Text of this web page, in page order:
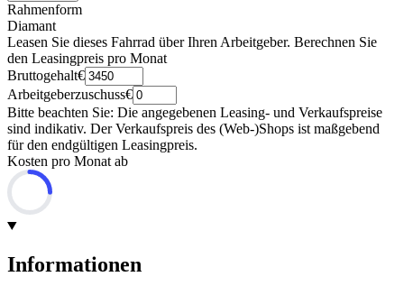
Rahmenform
Diamant
Leasen Sie dieses Fahrrad über Ihren Arbeitgeber. Berechnen Sie
den Leasingpreis pro Monat
Bruttogehalt€
Arbeitgeberzuschuss€
Bitte beachten Sie: Die angegebenen Leasing- und Verkaufspreise
sind indikativ. Der Verkaufspreis des (Web-)Shops ist maßgebend
für den endgültigen Leasingpreis.
Kosten pro Monat ab
Informationen